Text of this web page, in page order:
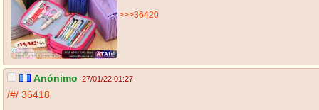
>>>36420
Anónimo 27/01/22 01:27
/#/ 36418